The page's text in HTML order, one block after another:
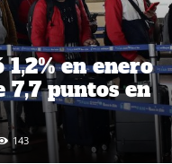
en enero
7,7 puntos en
143